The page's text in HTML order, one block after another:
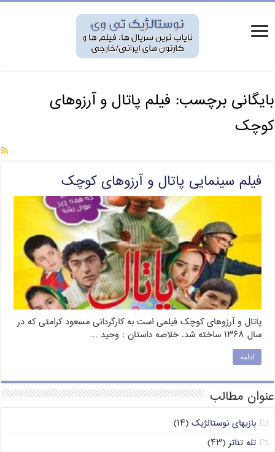
بایگانی برچسب: فیلم پاتال و آرزوهای
کوچک
فیلم سینمایی پاتال و آرزوهای کوچک
پاتال و آرزوهای کوچک فیلمی است به کارگردانی مسعود کرامتی که در
سال ۱۳۶۸ ساخته شد. خلاصه داستان : وحید …
ادامه
عنوان مطالب
بازیهای نوستالژیک (۱۴)
تله تئاتر(۴۳)